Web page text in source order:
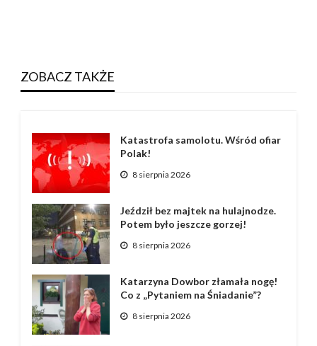
ZOBACZ TAKŻE
Katastrofa samolotu. Wśród ofiar
Polak!
8 sierpnia 2026
Jeździł bez majtek na hulajnodze.
Potem było jeszcze gorzej!
8 sierpnia 2026
Katarzyna Dowbor złamała nogę!
Co z „Pytaniem na Śniadanie”?
8 sierpnia 2026